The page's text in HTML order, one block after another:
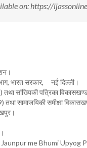
on: https://
भारत सरकार, नई दिल्ली।
सांख्यिकी पत्रिका
सामाजयिकी समीक्षा
me Bhumi